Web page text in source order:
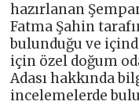
hazırlanan
Fatma Şahin
bulunduğu ve
için özel doğum
Adası hakkında
incelemelerde